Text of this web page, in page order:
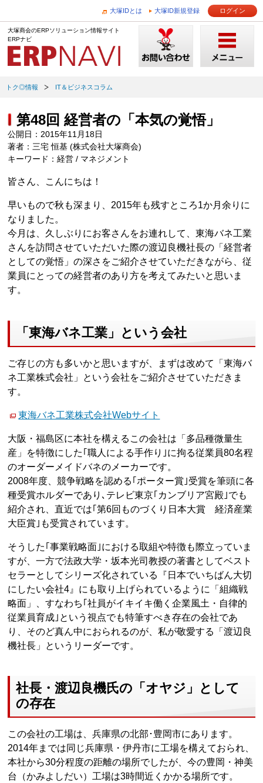
大塚IDとは 大塚ID新規登録 ログイン
大塚商会のERPソリューション情報サイト
ERPナビ
トク◎情報 IT＆ビジネスコラム
第48回 経営者の「本気の覚悟」
公開日：2015年11月18日
著者：三宅 恒基 (株式会社大塚商会)
キーワード：経営 / マネジメント
皆さん、こんにちは！
早いもので秋も深まり、2015年も残すところ1か月余りに
なりました。
今月は、久しぶりにお客さんをお連れして、東海バネ工業
さんを訪問させていただいた際の渡辺良機社長の「経営者
としての覚悟」の深さをご紹介させていただきながら、従
業員にとっての経営者のあり方を考えてみたいと思いま
す。
「東海バネ工業」という会社
ご存じの方も多いかと思いますが、まずは改めて「東海バ
ネ工業株式会社」という会社をご紹介させていただきま
す。
東海バネ工業株式会社Webサイト
大阪・福島区に本社を構えるこの会社は「多品種微量生
産」を特徴にした｢職人による手作り｣に拘る従業員80名程
のオーダーメイドバネのメーカーです。
2008年度、競争戦略を認める｢ポーター賞｣受賞を筆頭に各
種受賞ホルダーであり､テレビ東京｢カンブリア宮殿｣でも
紹介され、直近では｢第6回ものづくり日本大賞 経済産業
大臣賞｣も受賞されています。
そうした｢事業戦略面｣における取組や特徴も際立っていま
すが、一方で法政大学・坂本光司教授の著書としてベスト
セラーとしてシリーズ化されている『日本でいちばん大切
にしたい会社4』にも取り上げられているように「組織戦
略面」、すなわち｢社員がイキイキ働く企業風土・自律的
従業員育成｣という視点でも特筆すべき存在の会社であ
り、そのど真ん中におられるのが、私が敬愛する「渡辺良
機社長」というリーダーです。
社長・渡辺良機氏の「オヤジ」として
の存在
この会社の工場は、兵庫県の北部･豊岡市にあります。
2014年までは同じ兵庫県・伊丹市に工場を構えておられ、
本社から30分程度の距離の場所でしたが、今の豊岡・神美
台（かみよしだい）工場は3時間近くかかる場所です。